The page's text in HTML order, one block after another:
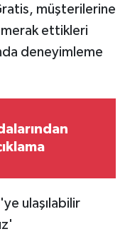
müşterilerine
ettikleri
deneyimleme
ulaşılabilir